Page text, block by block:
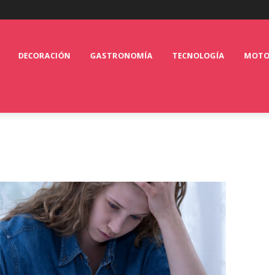
DECORACIÓN GASTRONOMÍA TECNOLOGÍA